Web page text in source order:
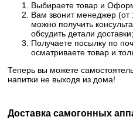
Выбираете товар и
Вам звонит менеджер (от
можно получить
обсудить детали доставки;
Получаете посылку по
осматриваете товар и
Теперь вы можете
напитки не выходя из дома!
Доставка самогонных